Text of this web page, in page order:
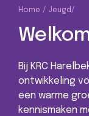
Home Jeugd/
Bij KRC
ontwikkeling
een warme
kennismaken